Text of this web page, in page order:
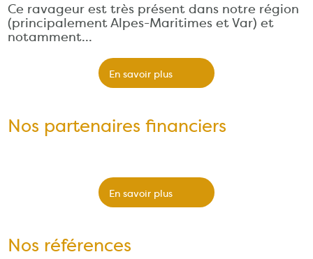
Ce ravageur est très présent dans notre région
(principalement Alpes-Maritimes et Var) et
notamment…
En savoir plus
Nos partenaires financiers
En savoir plus
Nos références